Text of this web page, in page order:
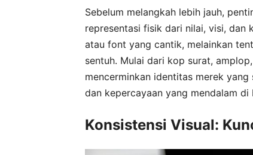
Sebelum melangkah lebih jauh,
representasi fisik dari nilai, visi, dan
atau font yang cantik, melainkan
sentuh. Mulai dari kop surat,
mencerminkan identitas merek yang
dan kepercayaan yang mendalam
Konsistensi Visual: